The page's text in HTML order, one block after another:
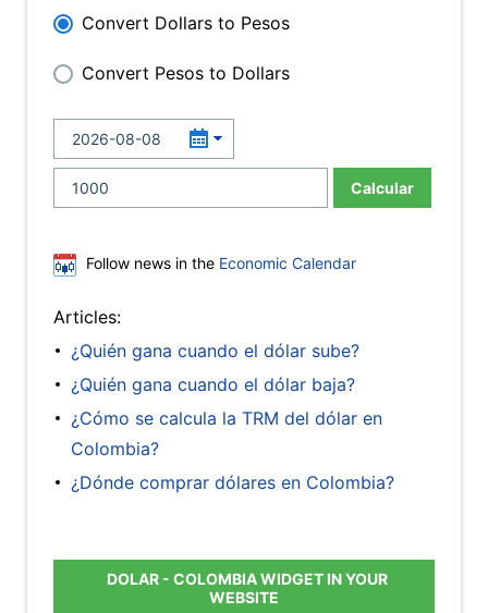
Convert Dollars to Pesos
Convert Pesos to Dollars
Calcular
Follow news in the Economic Calendar
Articles:
¿Quién gana cuando el dólar sube?
¿Quién gana cuando el dólar baja?
¿Cómo se calcula la TRM del dólar en
Colombia?
¿Dónde comprar dólares en Colombia?
DOLAR - COLOMBIA WIDGET IN YOUR
WEBSITE